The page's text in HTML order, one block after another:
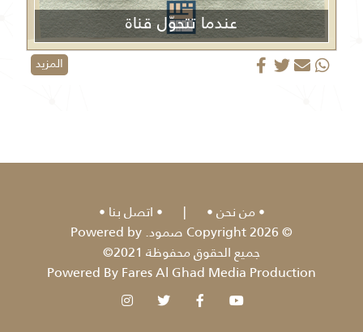
عندما تتحوّل قناة
الجزيرة من منبر إعلامي إلى منصة دعائية
المزيد
من نحن |
اتصل بنا
© 2026 Copyright صمود. Powered by
جميع الحقوق محفوظة 2021©
Powered By Fares Al Ghad Media Production